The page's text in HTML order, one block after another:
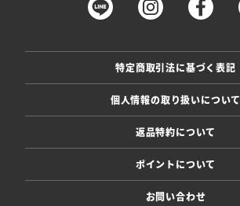
特定商取引法に基づく表記
個人情報の取り扱いについて
返品特約について
ポイントについて
お問い合わせ